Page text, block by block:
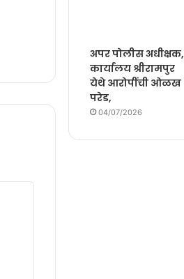
अपर पोलीस अधीक्षक,
कार्यालय श्रीरामपुर
येथे आरोपींची ओळख
परेड,
04/07/2026